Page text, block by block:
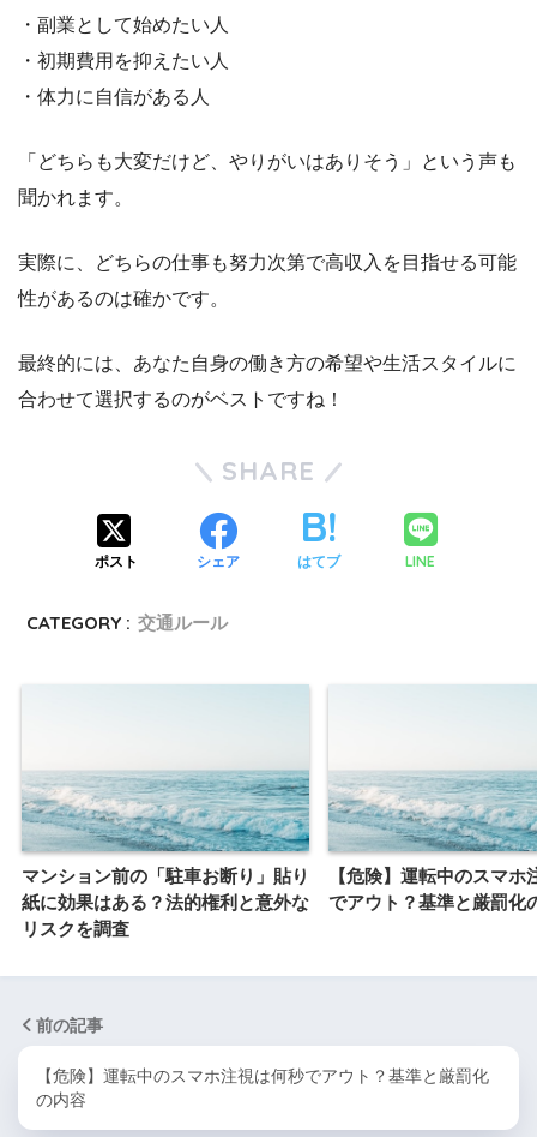
・副業として始めたい人
・初期費用を抑えたい人
・体力に自信がある人
「どちらも大変だけど、やりがいはありそう」という声も
聞かれます。
実際に、どちらの仕事も努力次第で高収入を目指せる可能
性があるのは確かです。
最終的には、あなた自身の働き方の希望や生活スタイルに
合わせて選択するのがベストですね！
SHARE
ポスト シェア はてブ LINE
CATEGORY : 交通ルール
マンション前の「駐車お断り」貼り
紙に効果はある？法的権利と意外な
リスクを調査
【危険】運転中のスマホ
でアウト？基準と厳罰化
前の記事
【危険】運転中のスマホ注視は何秒でアウト？基準と厳罰化
の内容